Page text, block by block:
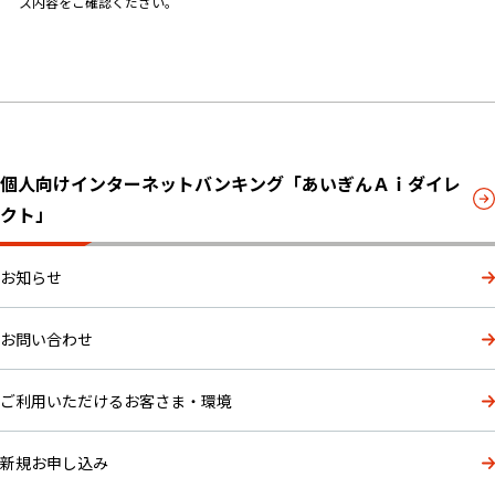
個人向けインターネットバンキング「あいぎんＡｉダイレ
クト」
お知らせ
お問い合わせ
ご利用いただけるお客さま・環境
新規お申し込み